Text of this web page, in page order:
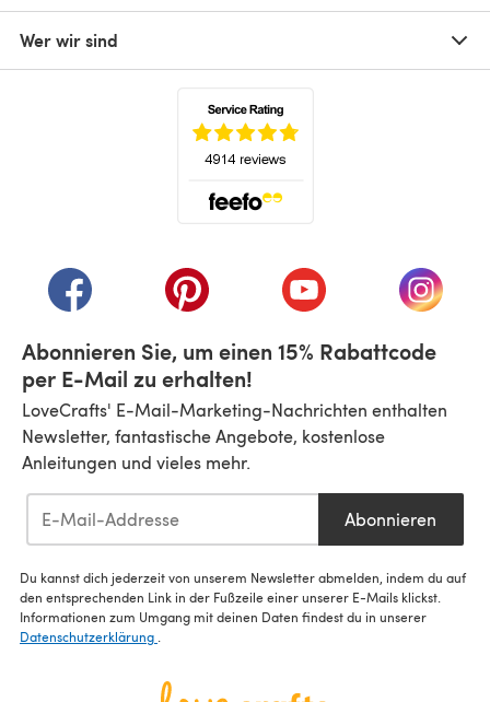
Wer wir sind
(öffnet sich in einem neuen Tab)
(öffnet sich in einem neuen Tab)
(öffnet sich in einem
(öffnet
Abonnieren Sie, um einen 15% Rabattcode
per E-Mail zu erhalten!
LoveCrafts' E-Mail-Marketing-Nachrichten enthalten
Newsletter, fantastische Angebote, kostenlose
Anleitungen und vieles mehr.
Abonnieren
Du kannst dich jederzeit von unserem Newsletter abmelden, indem du auf
den entsprechenden Link in der Fußzeile einer unserer E-Mails klickst.
Informationen zum Umgang mit deinen Daten findest du in unserer
Datenschutzerklärung